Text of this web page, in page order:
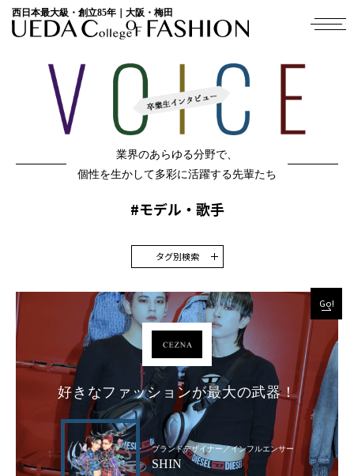
西日本最大級・創立85年｜大阪・梅田
業界のあらゆる分野で、
個性を生かして多彩に活躍する先輩たち
#モデル・歌手
タグ別検索
好きなファッションが最大の武器！
ブランドデザイナー／インフルエンサー
SHIN
Go!